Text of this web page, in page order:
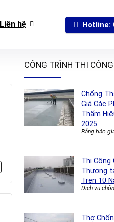
Liên hệ Hotline:
CÔNG TRÌNH THI CÔNG
Chống
Giá Các
Thấm
2025
Bảng báo
Thi Công
Thượng
Trên 10
Dịch vụ
Thợ